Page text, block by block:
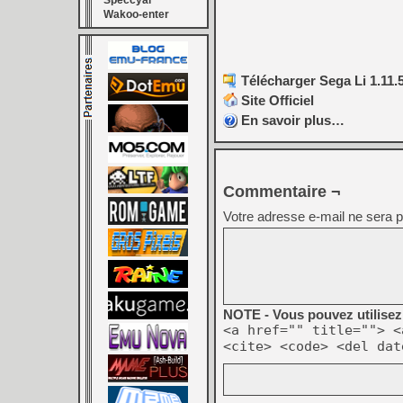
Wakoo-enter
Télécharger Sega Li
Site Officiel
En savoir plus…
Commentaire ¬
Votre adresse e-mail ne sera
NOTE - Vous pouvez
<a href="" title="">
<cite> <code> <del